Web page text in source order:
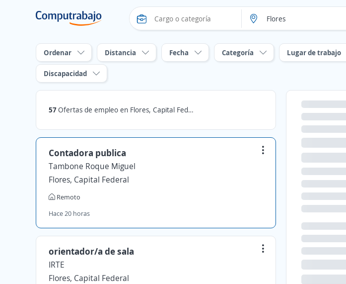
Ordenar Distancia Fecha Categoría Lugar de trabajo
Discapacidad
57Ofertas de empleo en Flores, Capital Federal
Contadora publica
Tambone Roque Miguel
Flores, Capital Federal
Remoto
Hace 20 horas
orientador/a de sala
IRTE
Flores, Capital Federal